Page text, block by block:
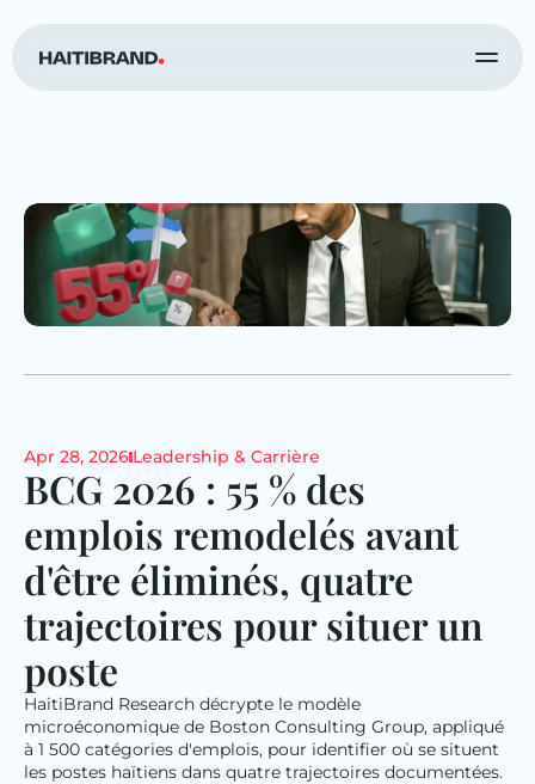
Apr 28, 2026 Leadership & Carrière
BCG 2026 : 55 % des
emplois remodelés avant
d'être éliminés, quatre
trajectoires pour situer un
poste
HaitiBrand Research décrypte le modèle
microéconomique de Boston Consulting Group, appliqué
à 1 500 catégories d'emplois, pour identifier où se situent
les postes haïtiens dans quatre trajectoires documentées.